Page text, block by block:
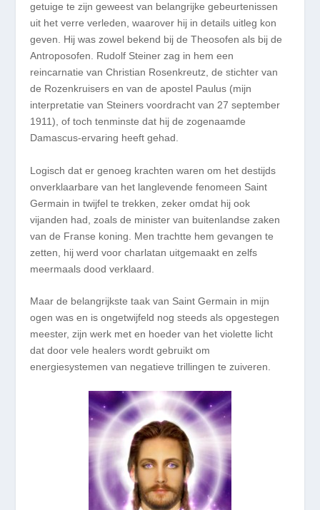
getuige te zijn geweest van belangrijke gebeurtenissen
uit het verre verleden, waarover hij in details uitleg kon
geven. Hij was zowel bekend bij de Theosofen als bij de
Antroposofen. Rudolf Steiner zag in hem een
reincarnatie van Christian Rosenkreutz, de stichter van
de Rozenkruisers en van de apostel Paulus (mijn
interpretatie van Steiners voordracht van 27 september
1911), of toch tenminste dat hij de zogenaamde
Damascus-ervaring heeft gehad.
Logisch dat er genoeg krachten waren om het destijds
onverklaarbare van het langlevende fenomeen Saint
Germain in twijfel te trekken, zeker omdat hij ook
vijanden had, zoals de minister van buitenlandse zaken
van de Franse koning. Men trachtte hem gevangen te
zetten, hij werd voor charlatan uitgemaakt en zelfs
meermaals dood verklaard.
Maar de belangrijkste taak van Saint Germain in mijn
ogen was en is ongetwijfeld nog steeds als opgestegen
meester, zijn werk met en hoeder van het violette licht
dat door vele healers wordt gebruikt om
energiesystemen van negatieve trillingen te zuiveren.